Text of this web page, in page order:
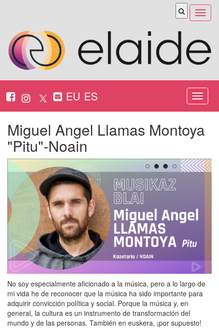
Abrir
menú
EU ES
ireki
Miguel Angel Llamas Montoya
"Pitu"-Noain
No soy especialmente aficionado a la música, pero a lo largo de
mi vida he de reconocer que la música ha sido importante para
adquirir convicción política y social. Porque la música y, en
general, la cultura es un instrumento de transformación del
mundo y de las personas. También en euskera, ¡por supuesto!